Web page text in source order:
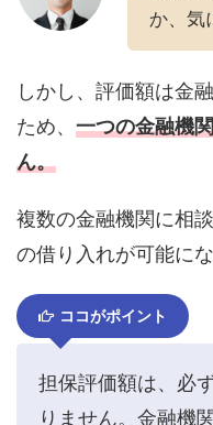
か、気
しかし、評価額は金
ため、 一つの金融機
ん。
複数の金融機関に相
の借り入れが可能に
ココがポイント
担保評価額は、必
りません。金融機